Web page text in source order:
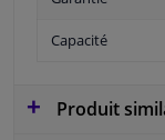
Capacité
Produit